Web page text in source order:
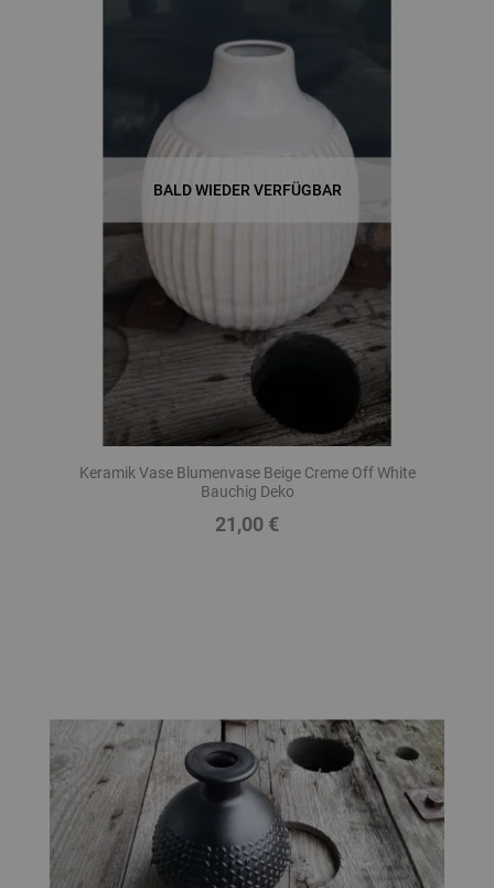
BALD WIEDER VERFÜGBAR
Keramik Vase Blumenvase Beige Creme Off White
Bauchig Deko
Preis
21,00 €